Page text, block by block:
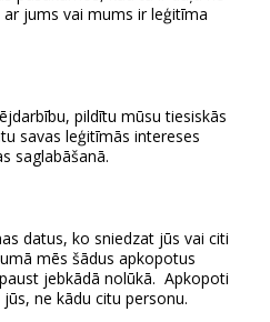
jums vai mums ir leģitīma
pildītu mūsu tiesiskās
savas leģitīmās intereses
saglabāšanā.
datus, ko sniedzat jūs vai citi
mēs šādus apkopotus
jebkādā nolūkā. Apkopoti
ne kādu citu personu.